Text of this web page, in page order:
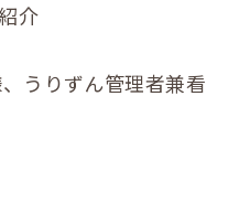
介
うりずん管理者兼看